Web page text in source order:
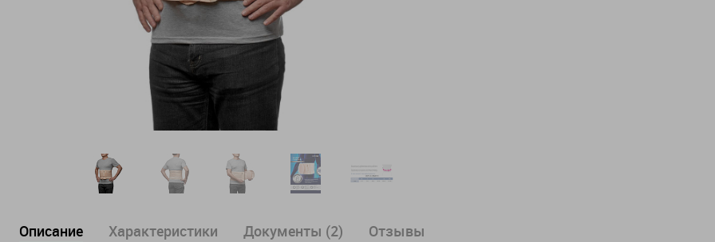
Описание Характеристики Документы (2) Отзывы